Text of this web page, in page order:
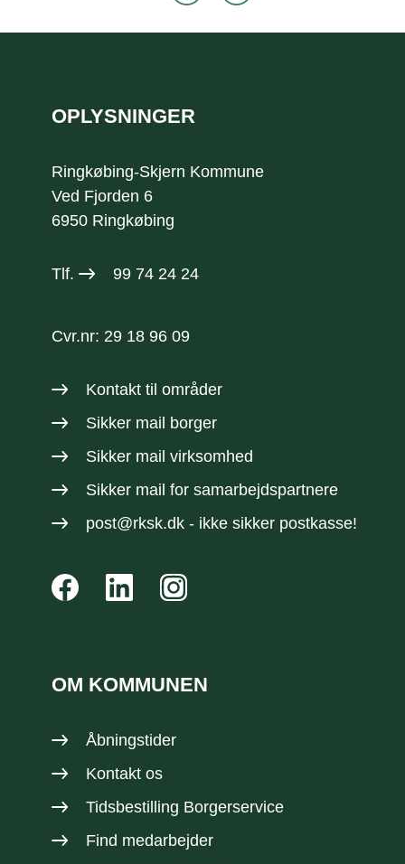
OPLYSNINGER
Ringkøbing-Skjern Kommune
Ved Fjorden 6
6950 Ringkøbing
Tlf. 99 74 24 24
Cvr.nr: 29 18 96 09
Kontakt til områder
Sikker mail borger
Sikker mail virksomhed
Sikker mail for samarbejdspartnere
post@rksk.dk- ikke sikker postkasse!
OM KOMMUNEN
Åbningstider
Kontakt os
Tidsbestilling Borgerservice
Find medarbejder